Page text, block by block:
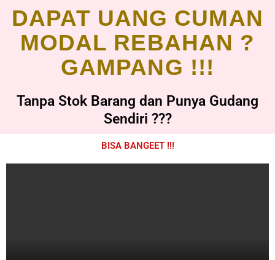
DAPAT UANG CUMAN
MODAL REBAHAN ?
GAMPANG !!!
Tanpa Stok Barang dan Punya Gudang
Sendiri ???
BISA BANGEET !!!